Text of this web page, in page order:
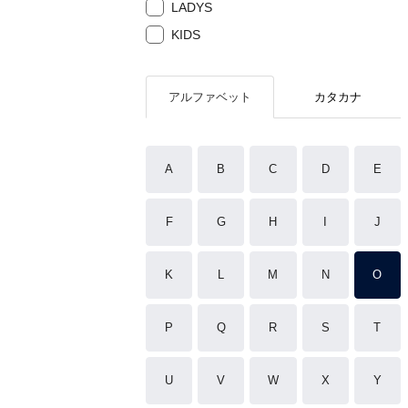
LADYS
KIDS
アルファベット カタカナ
A B C D E
F G H J
K L M N O
P Q R S T
U V W X Y